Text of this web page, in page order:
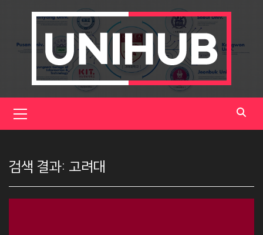
Menu
검색 결과: 고려대